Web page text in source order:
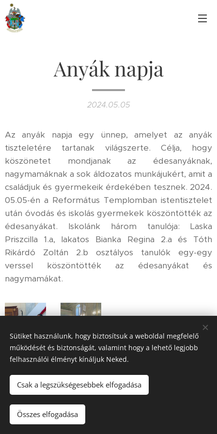
Anyák napja
2024.05.05
Az anyák napja egy ünnep, amelyet az anyák
tiszteletére tartanak világszerte. Célja, hogy
köszönetet mondjanak az édesanyáknak,
nagymamáknak a sok áldozatos munkájukért, amit a
családjuk és gyermekeik érdekében tesznek. 2024.
05.05-én a Református Templomban istentisztelet
után óvodás és iskolás gyermekek köszöntötték az
édesanyákat. Iskolánk három tanulója: Laska
Priszcilla 1.a, lakatos Bianka Regina 2.a és Tóth
Rikárdó Zoltán 2.b osztályos tanulók egy-egy
verssel köszöntötték az édesanyákat és
nagymamákat.
© 2023 Kemecsei Arany János Általános Iskola, AMI
jog fenntartva.
Az oldalt a
Sütiket használunk, hogy biztosítsuk a weboldal megfelelő
működését és biztonságát, valamint hogy a lehető legjobb
felhasználói élményt kínáljuk Neked.
Csak a legszükségesebbek elfogadása
Összes elfogadása